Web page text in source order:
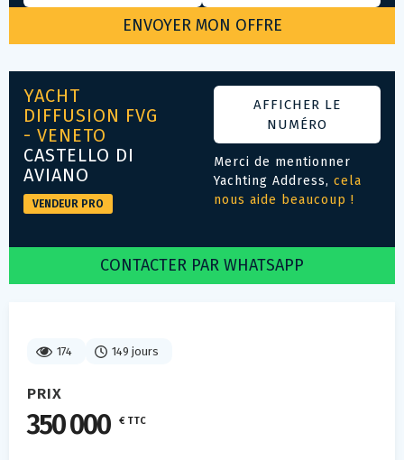
174 149 jours
PRIX
350 000 € TTC
YACHT
DIFFUSION FVG
- VENETO
CASTELLO DI
AVIANO
VENDEUR PRO
AFFICHER LE
NUMÉRO
Merci de mentionner
Yachting Address, cela
nous aide beaucoup !
CONTACTER PAR WHATSAPP